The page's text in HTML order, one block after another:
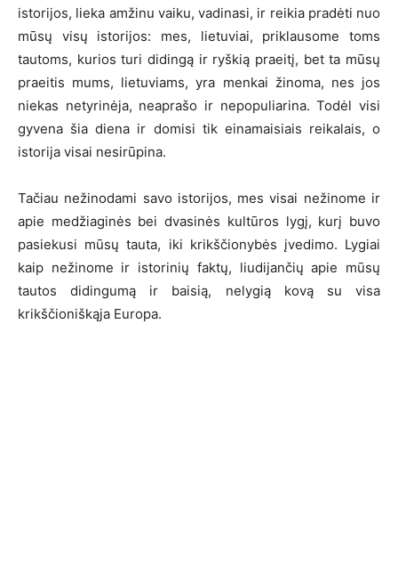
istorijos, lieka amžinu vaiku, vadinasi, ir reikia pradėti nuo
mūsų visų istorijos: mes, lietuviai, priklausome toms
tautoms, kurios turi didingą ir ryškią praeitį, bet ta mūsų
praeitis mums, lietuviams, yra menkai žinoma, nes jos
niekas netyrinėja, neaprašo ir nepopuliarina. Todėl visi
gyvena šia diena ir domisi tik einamaisiais reikalais, o
istorija visai nesirūpina.
Tačiau nežinodami savo istorijos, mes visai nežinome ir
apie medžiaginės bei dvasinės kultūros lygį, kurį buvo
pasiekusi mūsų tauta, iki krikščionybės įvedimo. Lygiai
kaip nežinome ir istorinių faktų, liudijančių apie mūsų
tautos didingumą ir baisią, nelygią kovą su visa
krikščioniškąja Europa.